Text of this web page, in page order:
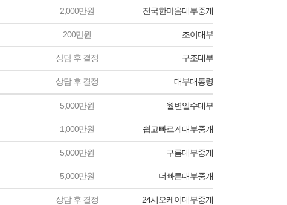
2,000만원 전국한마음대부중개
200만원 조이대부
상담 후 결정 구조대부
상담 후 결정 대부대통령
5,000만원 월변일수대부
1,000만원 쉽고빠르게대부중개
5,000만원 구름대부중개
5,000만원 더빠른대부중개
상담 후 결정 24시오케이대부중개